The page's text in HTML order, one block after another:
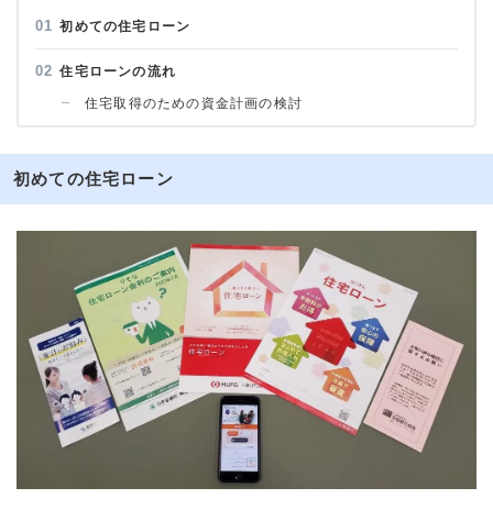
初めての住宅ローン
住宅ローンの流れ
住宅取得のための資金計画の検討
初めての住宅ローン